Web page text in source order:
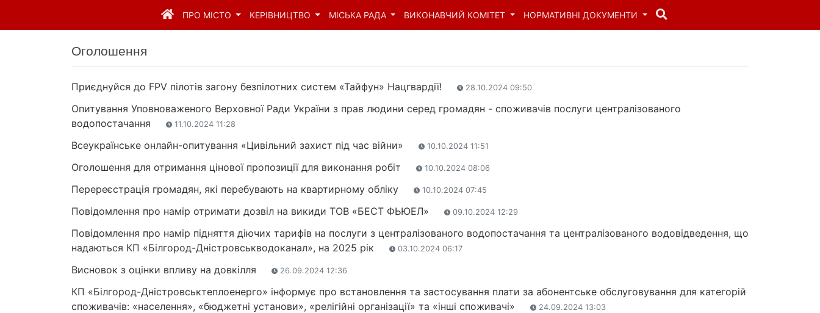
ПРО МІСТО КЕРІВНИЦТВО МІСЬКА РАДА ВИКОНАВЧИЙ КОМІТЕТ НОРМАТИВНІ ДОКУМЕНТИ
Оголошення
Приєднуйся до FPV пілотів загону безпілотних систем «Тайфун» Нацгвардії! 28.10.2024 09:50
Опитування Уповноваженого Верховної Ради України з прав людини серед громадян - споживачів послуги централізованого
водопостачання
11.10.2024 11:28
Всеукраїнське онлайн-опитування «Цивільний захист під час війни» 10.10.2024 11:51
Оголошення для отримання цінової пропозиції для виконання робіт 10.10.2024 08:06
Перереєстрація громадян, які перебувають на квартирному обліку 10.10.2024 07:45
Повідомлення про намір отримати дозвіл на викиди ТОВ «БЕСТ ФЬЮЕЛ» 09.10.2024 12:29
Повідомлення про намір підняття діючих тарифів на послуги з централізованого водопостачання та централізованого водовідведення, що
надаються КП «Білгород-Дністровськводоканал», на 2025 рік
03.10.2024 06:17
Висновок з оцінки впливу на довкілля 26.09.2024 12:36
КП «Білгород-Дністровськтеплоенерго» інформує про встановлення та застосування плати за абонентське обслуговування для категорій
споживачів: «населення», «бюджетні установи», «релігійні організації» та «інші споживачі»
24.09.2024 13:03